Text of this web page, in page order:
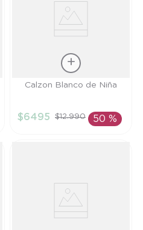
Talla
AÑADIR AL
Calzon Blanco de Niña
$6495 $12.990 50 %